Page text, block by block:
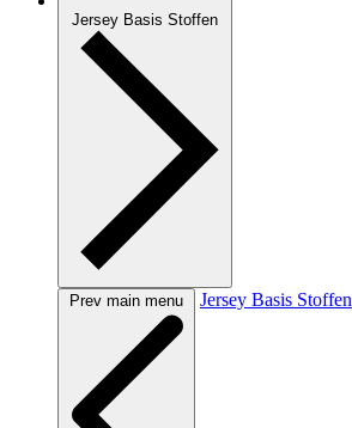
Jersey Basis Stoffen
Prev main menu Jersey Basis Stoffen